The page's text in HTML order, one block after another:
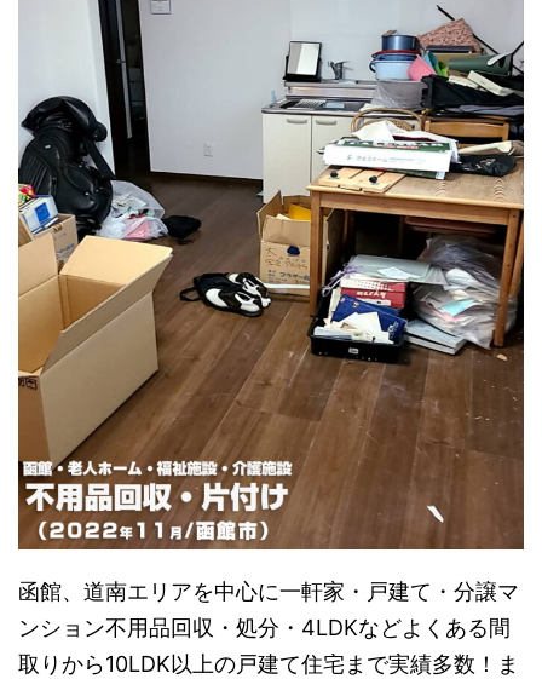
函館、道南エリアを中心に一軒家・戸建て・分譲マ
ンション不用品回収・処分・4LDKなどよくある間
取りから10LDK以上の戸建て住宅まで実績多数！ま